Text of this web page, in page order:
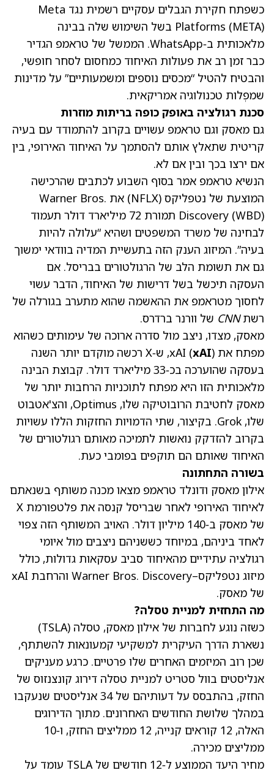
כשפתח חקירת הגבלים עסקיים רשמית נגד Meta
Platforms (META)
בשל השימוש שלה בבינה
מלאכותית ב‑WhatsApp. הממשל של טראמפ הגדיר
כבר זמן רב את פעולות האיחוד כמחסום לסחר חופשי,
והבטיח להטיל “מכסים נוספים ומשמעותיים” על מדינות
שמפְלות טכנולוגיה אמריקאית.
סכנת רגולציה באופק כופה בריתות מוזרות
גם מאסק וגם טראמפ עשויים בקרוב להתמודד עם בעיה
קריטית שתאלץ אותם להסתמך על האיחוד האירופי, בין
אם ירצו בכך ובין אם לא.
הנשיא טראמפ אמר בסוף השבוע לכתבים שהרכישה
המוצעת של נטפליקס (NFLX)
את Warner Bros.
Discovery (WBD)
תמורת 72 מיליארד דולר תעמוד
לבחינה של משרד המשפטים ושהיא “עלולה להיות
בעיה”. המיזוג הענק הזה בתעשיית המדיה בוודאי ימשוך
גם את תשומת הלב של הרגולטורים בבריסל. אם
העסקה תיכשל בשל דרישות של האיחוד, הדבר עשוי
לחסוך מטראמפ את ההאשמה שהוא מתערב בגורלה של
רשתCNN של וורנר ברדרס.
מאסק, מצדו, ניצב מול סדרה ארוכה של עימותים כשהוא
מפתח את xAI ( xAI
), ש‑X רכשה מוקדם יותר השנה
בעסקה שהוערכה בכ‑33 מיליארד דולר. קבוצת הבינה
מלאכותית הזו היא מפתח לתוכניות הרחבות יותר של
מאסק לחטיבת הרובוטיקה שלו, Optimus, והצ'אטבוט
שלו, Grok. בקיצור, שתי הדמויות החזקות הללו עשויות
בקרוב להזדקק נואשות לתמיכה מאותם רגולטורים של
האיחוד שאותם הם תוקפים בפומבי כעת.
בשורה התחתונה
אילון מאסק ודונלד טראמפ מצאו מכנה משותף בשנאתם
לאיחוד האירופי לאחר שבריסל קנסה את פלטפורמת X
של מאסק ב‑140 מיליון דולר. האויב המשותף הזה צפוי
לאחד ביניהם, במיוחד כששניהם ניצבים מול איומי
רגולציה עתידיים מהאיחוד סביב עסקאות גדולות, כולל
מיזוג נטפליקס–Warner Bros. Discovery והרחבת xAI
של מאסק.
מה התחזית למניית טסלה?
כשזה נוגע לחברות של אילון מאסק, טסלה (TSLA)
נשארת הדרך העיקרית למשקיעי קמעונאות להשתתף,
שכן רוב המיזמים האחרים שלו פרטיים. כרגע מעניקים
אנליסטים בוול סטריט למניית טסלה דירוג קונצנזוס של
החזק, בהתבסס על דעותיהם של 34 אנליסטים שנעקבו
במהלך שלושת החודשים האחרונים. מתוך הדירוגים
האלה, 12 קוראים קנייה, 12 ממליצים החזק, ו‑10
ממליצים מכירה.
מחיר היעד הממוצע ל‑12 חודשים של TSLA
עומד על